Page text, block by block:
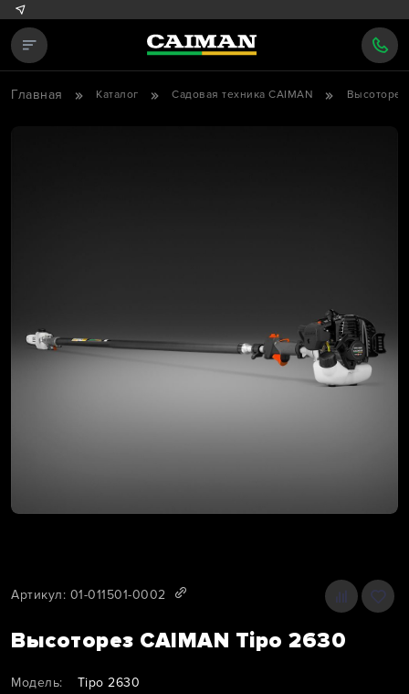
Главная Каталог Садовая техника CAIMAN
Артикул: 01-011501-0002
Высоторез CAIMAN Tipo 2630
Модель:
Tipo 2630